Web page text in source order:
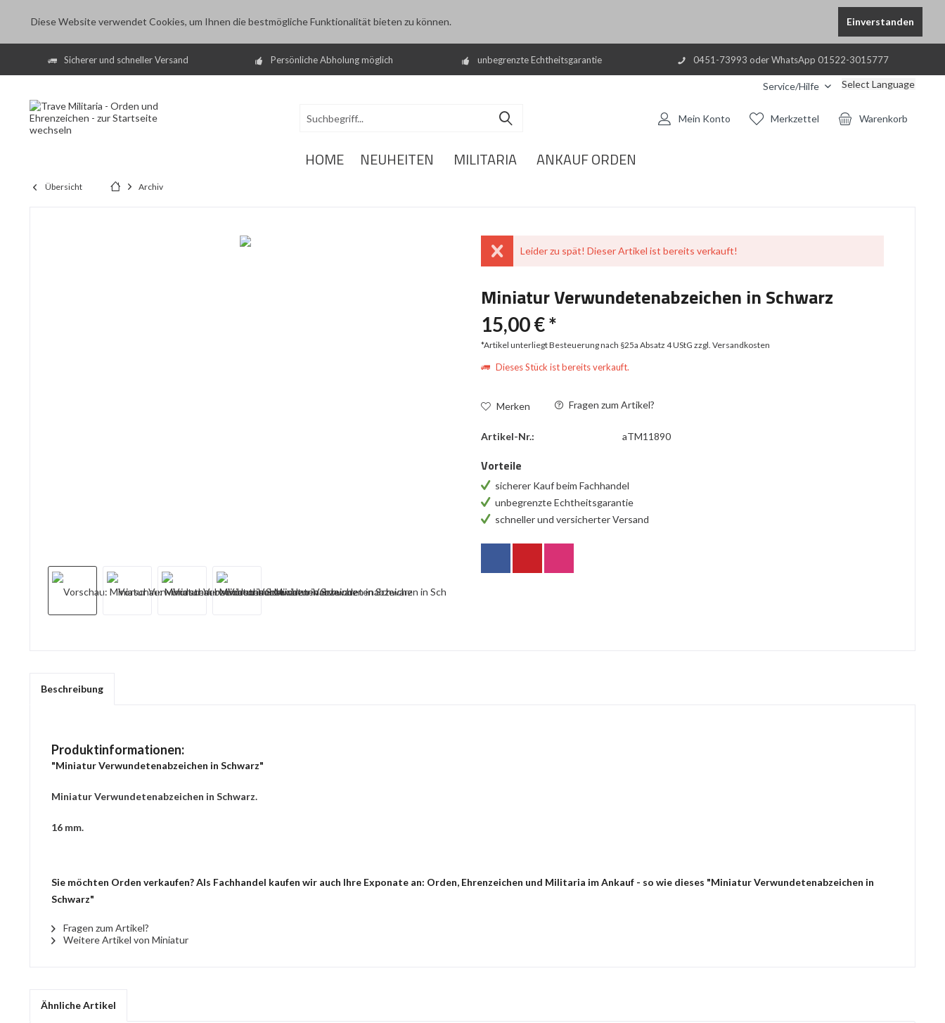
Diese Website verwendet Cookies, um Ihnen die bestmögliche Funktionalität bieten zu können. Einverstanden
Sicherer und schneller Versand Persönliche Abholung möglich unbegrenzte Echtheitsgarantie 0451-73993 oder WhatsApp 01522-3015777
Service/Hilfe Select Language
Warenkorb
Merkzettel
Mein Konto
HOME NEUHEITEN MILITARIA ANKAUF ORDEN
Übersicht Archiv
Leider zu spät! Dieser Artikel ist bereits verkauft!
Miniatur Verwundetenabzeichen in Schwarz
15,00 € *
*Artikel unterliegt Besteuerung nach §25a Absatz 4 UStGzzgl. Versandkosten
Dieses Stück ist bereits verkauft.
Merken Fragen zum Artikel?
Artikel-Nr.: aTM11890
Vorteile
sicherer Kauf beim Fachhandel
unbegrenzte Echtheitsgarantie
schneller und versicherter Versand
Beschreibung
Produktinformationen:
"Miniatur Verwundetenabzeichen in Schwarz"
Miniatur Verwundetenabzeichen in Schwarz.
16 mm.
Sie möchten Orden verkaufen? Als Fachhandel kaufen wir auch Ihre Exponate an: Orden, Ehrenzeichen und Militaria im Ankauf - so wie dieses "Miniatur Verwundetenabzeichen in
Schwarz"
Fragen zum Artikel?
Weitere Artikel von Miniatur
Ähnliche Artikel